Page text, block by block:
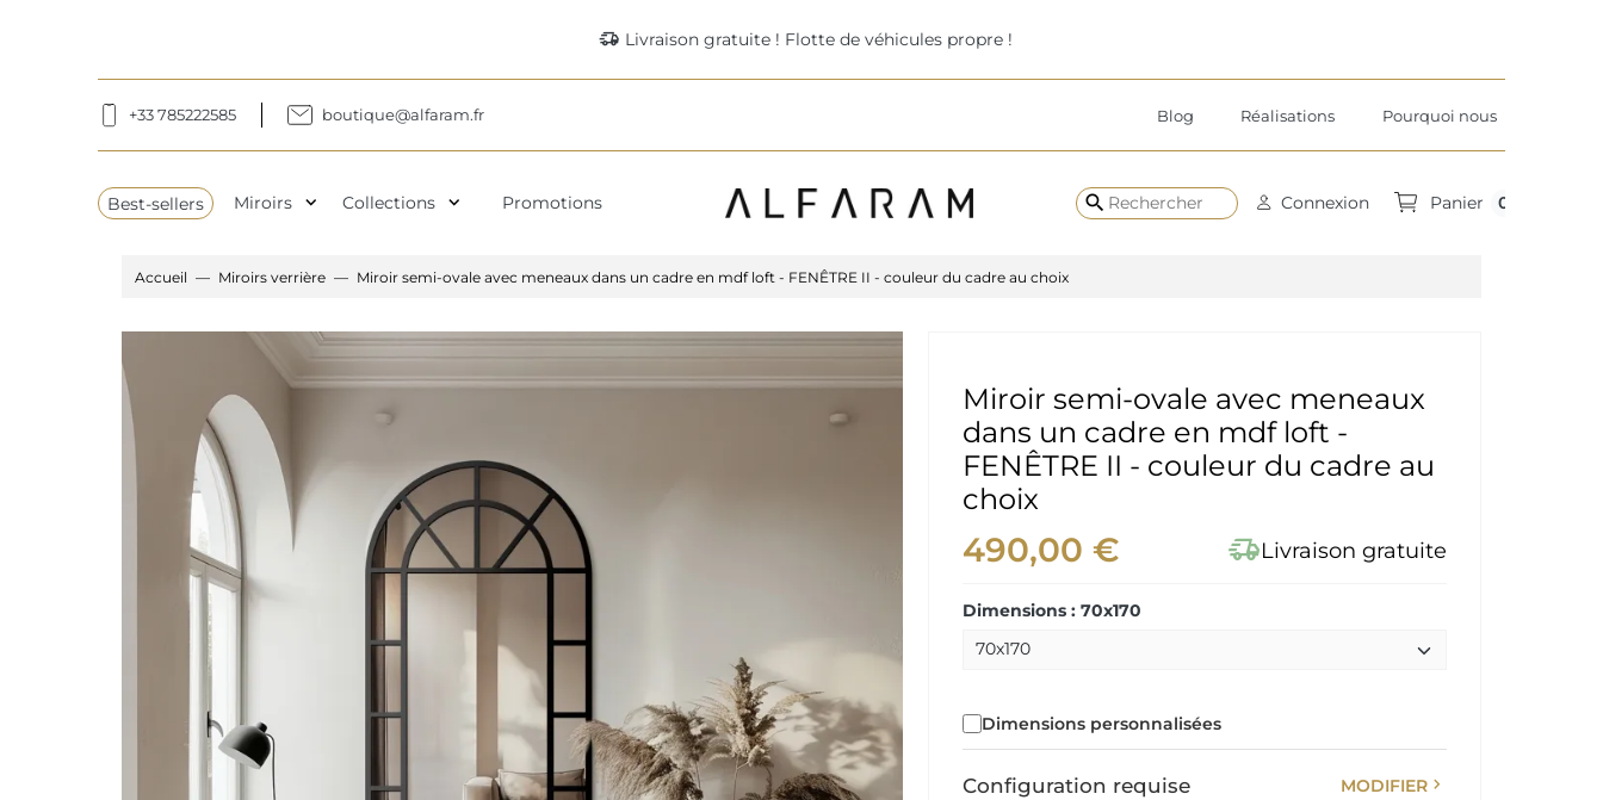
delivery_truck_speed Livraison gratuite ! Flotte de véhicules propre !
+33 785222585 boutique@alfaram.fr Blog Réalisations Pourquoi nous
Best-sellers Miroirs expand_more Collections expand_more Promotions search Connexion Panier 0
Accueil Miroirs verrière Miroir semi-ovale avec meneaux dans un cadre en mdf loft - FENÊTRE II - couleur du cadre au choix
Miroir semi-ovale avec meneaux
dans un cadre en mdf loft -
FENÊTRE II - couleur du cadre au
choix
490,00 € delivery_truck_speedLivraison gratuite
Dimensions : 70x170
Dimensions personnalisées
Configuration requise MODIFIER chevron_right